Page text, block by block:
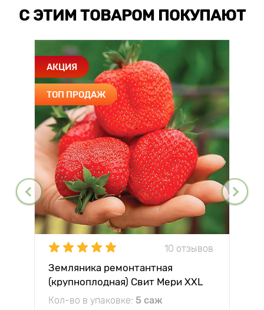
С ЭТИМ ТОВАРОМ ПОКУПАЮТ
АКЦИЯ
ТОП ПРОДАЖ
10 отзывов
Земляника ремонтантная
(крупноплодная) Свит Мери XXL
Кол-во в упаковке: 5 саж